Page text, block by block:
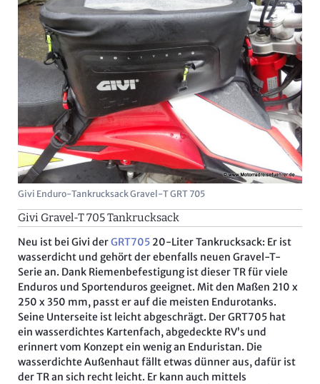
Givi Enduro-Tankrucksack Gravel-T GRT 705
Givi Gravel-T 705 Tankrucksack
Neu ist bei Givi derGRT70520-Liter Tankrucksack: Er ist
wasserdicht und gehört der ebenfalls neuen Gravel-T-
Serie an. Dank Riemenbefestigung ist dieser TR für viele
Enduros und Sportenduros geeignet. Mit den Maßen 210 x
250 x 350 mm, passt er auf die meisten Endurotanks.
Seine Unterseite ist leicht abgeschrägt. Der GRT705 hat
ein wasserdichtes Kartenfach, abgedeckte RV’s und
erinnert vom Konzept ein wenig an Enduristan. Die
wasserdichte Außenhaut fällt etwas dünner aus, dafür ist
der TR an sich recht leicht. Er kann auch mittels